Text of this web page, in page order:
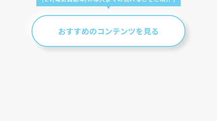
おすすめのコンテンツを見る